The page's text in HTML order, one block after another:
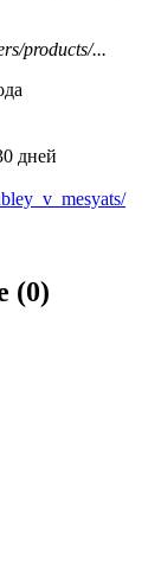
products/...
дней
(0)